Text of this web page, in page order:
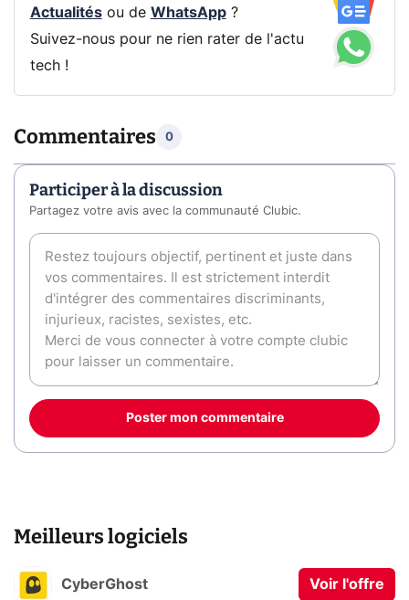
Actualitésou de WhatsApp?
Suivez-nous pour ne rien rater de l'actu
tech !
Commentaires 0
Participer à la discussion
Partagez votre avis avec la communauté Clubic.
Poster mon commentaire
Meilleurs logiciels
CyberGhost Voir l'offre